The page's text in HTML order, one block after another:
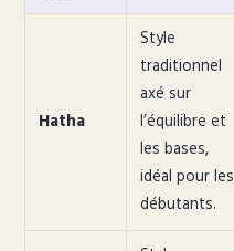
Hatha
Style
traditionnel
axé sur
l’équilibre et
les bases,
idéal pour les
débutants.